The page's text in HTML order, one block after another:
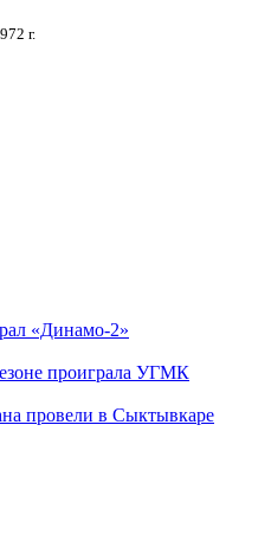
г.
«Динамо-2»
проиграла УГМК
провели в Сыктывкаре